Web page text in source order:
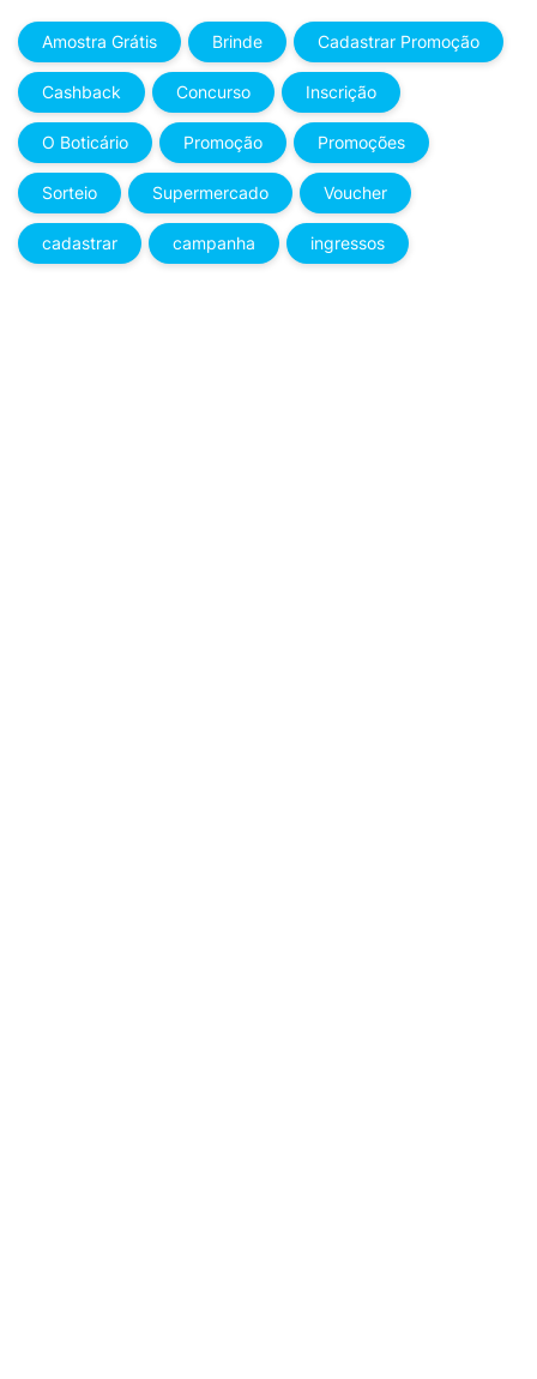
Amostra Grátis Brinde Cadastrar Promoção
Cashback Concurso Inscrição
O Boticário Promoção Promoções
Sorteio Supermercado Voucher
cadastrar campanha ingressos